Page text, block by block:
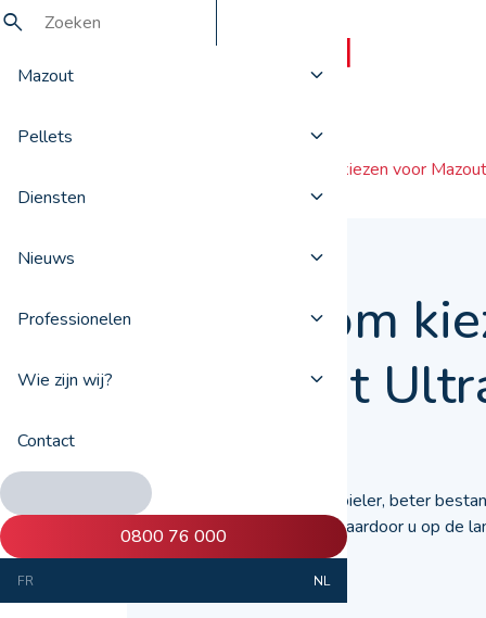
Mazout
Pellets
Diensten
Nieuws
Professionelen
Wie zijn wij?
Contact
0800 76 000
FR NL
Waarom kiezen voor
Waarom
Mazout
Mazout Ultra is stabieler, beter
beter rendement, waardoor u op de
besparen.